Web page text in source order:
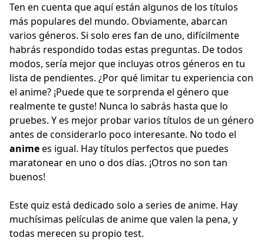
Ten en cuenta que aquí están algunos de los títulos
más populares del mundo. Obviamente, abarcan
varios géneros. Si solo eres fan de uno, difícilmente
habrás respondido todas estas preguntas. De todos
modos, sería mejor que incluyas otros géneros en tu
lista de pendientes. ¿Por qué limitar tu experiencia con
el anime? ¡Puede que te sorprenda el género que
realmente te guste! Nunca lo sabrás hasta que lo
pruebes. Y es mejor probar varios títulos de un género
antes de considerarlo poco interesante. No todo el
animees igual. Hay títulos perfectos que puedes
maratonear en uno o dos días. ¡Otros no son tan
buenos!
Este quiz está dedicado solo a series de anime. Hay
muchísimas películas de anime que valen la pena, y
todas merecen su propio test.